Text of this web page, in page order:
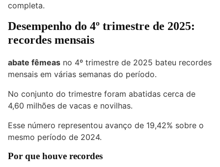
completa.
Desempenho do 4º trimestre de 2025:
recordes mensais
abate fêmeas no 4º trimestre de 2025 bateu recordes
mensais em várias semanas do período.
No conjunto do trimestre foram abatidas cerca de
4,60 milhões de vacas e novilhas.
Esse número representou avanço de 19,42% sobre o
mesmo período de 2024.
Por que houve recordes